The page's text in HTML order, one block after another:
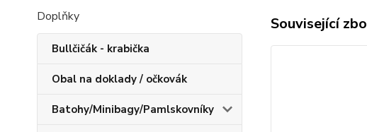
Doplňky
Bullčičák - krabička
Obal na doklady / očkovák
Batohy/Minibagy/Pamlskovníky
Související